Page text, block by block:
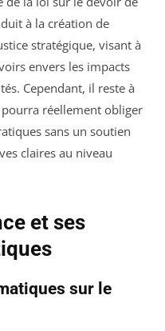
à la création de
stratégique, visant à
envers les impacts
Cependant, il reste à
réellement obliger
sans un soutien
claires au niveau
et ses
sur le